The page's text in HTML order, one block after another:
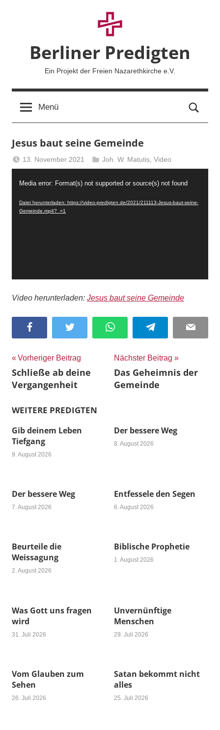
Berliner Predigten
Ein Projekt der Freien Nazarethkirche e.V.
Menü
Jesus baut seine Gemeinde
13. November 2021
Berliner
Predigten
Joh. W. Matutis ,Video
Media error: Format(s) not supported or source(s) not found
Datei herunterladen: https://video-predigten.de/2021/211113-Jesus-baut-seine-
Gemeinde.mp4?_=1
Video herunterladen: Jesus baut seine Gemeinde
Facebook Twitter WhatsApp Telegram Email
Beitragsnavigation
Vorheriger Beitrag
Schließe ab deine
Vergangenheit
Nächster Beitrag
Das Geheimnis der
Gemeinde
WEITERE PREDIGTEN
Gib deinem Leben
Tiefgang
9. August 2026
Der bessere Weg
8. August 2026
Der bessere Weg
7. August 2026
Entfessele den Segen
6. August 2026
Beurteile die
Weissagung
2. August 2026
Biblische Prophetie
1. August 2026
Was Gott uns fragen
wird
31. Juli 2026
Unvernünftige
Menschen
29. Juli 2026
Vom Glauben zum
Sehen
26. Juli 2026
Satan bekommt nicht
alles
25. Juli 2026